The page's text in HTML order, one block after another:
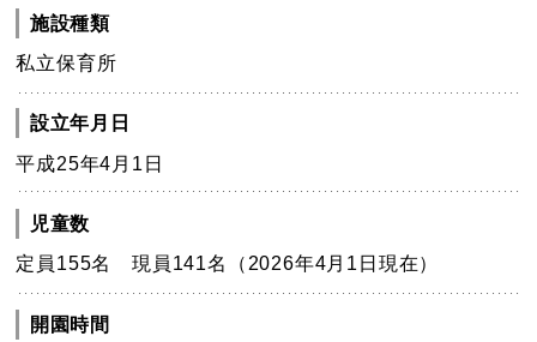
施設種類
私立保育所
設立年月日
平成25年4月1日
児童数
定員155名 現員141名（2026年4月1日現在）
開園時間